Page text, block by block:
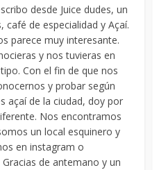
desde Juice dudes, un
café de especialidad y Açaí.
parece muy interesante.
y nos tuvieras en
Con el fin de que nos
y probar según
açaí de la ciudad, doy por
Nos encontramos
un local esquinero y
en instagram o
de antemano y un